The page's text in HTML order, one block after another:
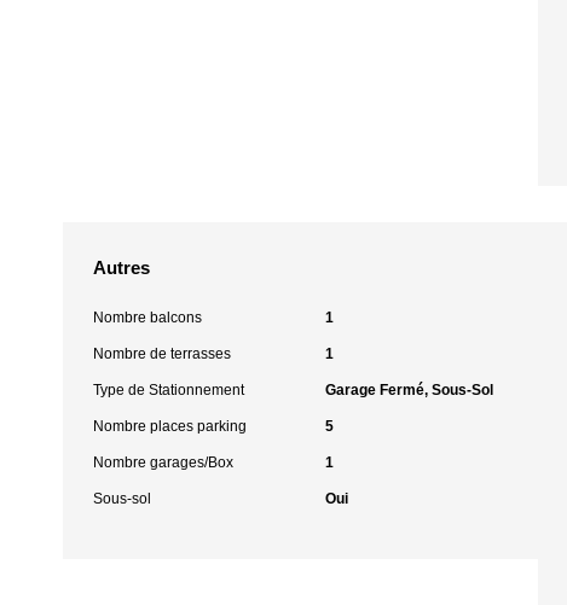
Autres
Nombre balcons 1
Nombre de terrasses 1
Type de Stationnement Garage Fermé, Sous-Sol
Nombre places parking 5
Nombre garages/Box 1
Sous-sol Oui